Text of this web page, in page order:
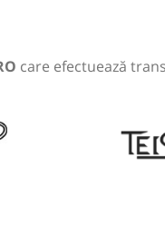
care efectuează